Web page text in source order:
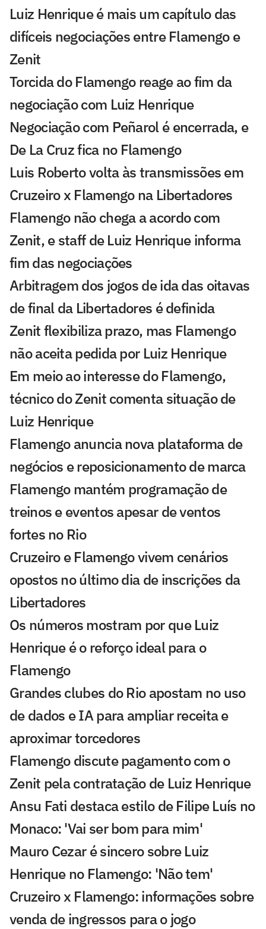
Luiz Henrique é mais um capítulo das
difíceis negociações entre Flamengo e
Zenit
Torcida do Flamengo reage ao fim da
negociação com Luiz Henrique
Negociação com Peñarol é encerrada, e
De La Cruz fica no Flamengo
Luis Roberto volta às transmissões em
Cruzeiro x Flamengo na Libertadores
Flamengo não chega a acordo com
Zenit, e staff de Luiz Henrique informa
fim das negociações
Arbitragem dos jogos de ida das oitavas
de final da Libertadores é definida
Zenit flexibiliza prazo, mas Flamengo
não aceita pedida por Luiz Henrique
Em meio ao interesse do Flamengo,
técnico do Zenit comenta situação de
Luiz Henrique
Flamengo anuncia nova plataforma de
negócios e reposicionamento de marca
Flamengo mantém programação de
treinos e eventos apesar de ventos
fortes no Rio
Cruzeiro e Flamengo vivem cenários
opostos no último dia de inscrições da
Libertadores
Os números mostram por que Luiz
Henrique é o reforço ideal para o
Flamengo
Grandes clubes do Rio apostam no uso
de dados e IA para ampliar receita e
aproximar torcedores
Flamengo discute pagamento com o
Zenit pela contratação de Luiz Henrique
Ansu Fati destaca estilo de Filipe Luís no
Monaco: 'Vai ser bom para mim'
Mauro Cezar é sincero sobre Luiz
Henrique no Flamengo: 'Não tem'
Cruzeiro x Flamengo: informações sobre
venda de ingressos para o jogo